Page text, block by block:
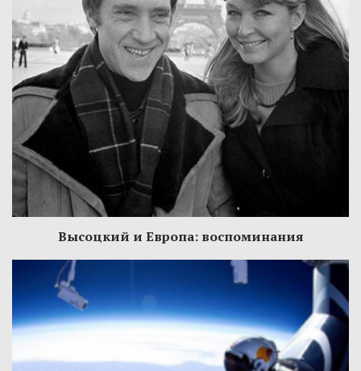
Высоцкий и Европа: воспоминания